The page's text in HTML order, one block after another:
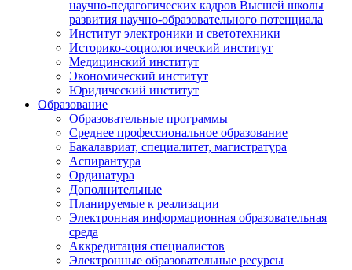
научно-педагогических кадров Высшей школы
развития научно-образовательного потенциала
Институт электроники и светотехники
Историко-социологический институт
Медицинский институт
Экономический институт
Юридический институт
Образование
Образовательные программы
Среднее профессиональное образование
Бакалавриат, специалитет, магистратура
Аспирантура
Ординатура
Дополнительные
Планируемые к реализации
Электронная информационная образовательная
среда
Аккредитация специалистов
Электронные образовательные ресурсы